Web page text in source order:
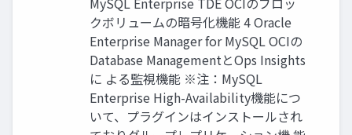
クボリュームの暗号化機能 4 Oracle
Enterprise Manager for MySQL OCIの
Database ManagementとOps Insights
に よる監視機能 ※注：MySQL
Enterprise High-Availability機能につ
いて、プラグインはインストールされ